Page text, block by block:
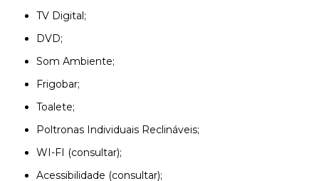
TV Digital;
DVD;
Som Ambiente;
Frigobar;
Toalete;
Poltronas Individuais Reclináveis;
WI-FI (consultar);
Acessibilidade (consultar);